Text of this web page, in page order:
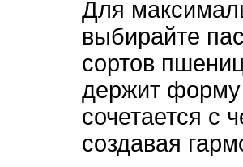
Для
выбирайте
сортов
держит
сочетается с
создавая